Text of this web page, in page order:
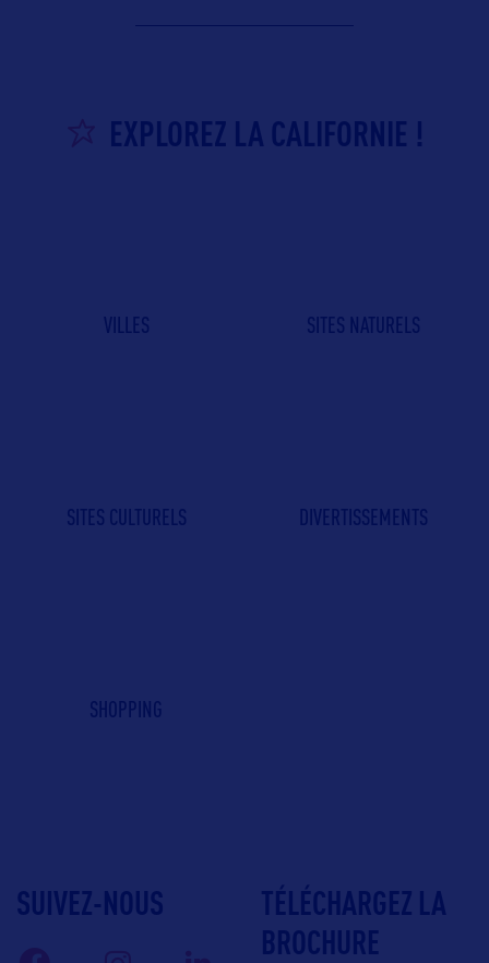
EXPLOREZ LA CALIFORNIE !
VILLES SITES NATURELS
SITES CULTURELS DIVERTISSEMENTS
SHOPPING
SUIVEZ-NOUS
TÉLÉCHARGEZ LA
BROCHURE